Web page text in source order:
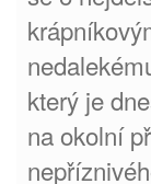
který je
na okolní